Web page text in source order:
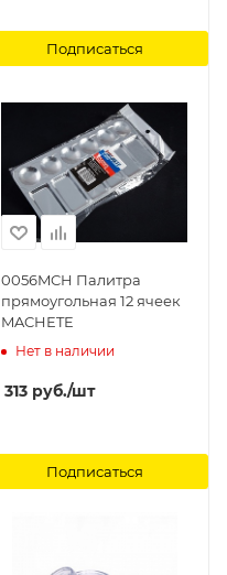
Подписаться
0056MCH Палитра
прямоугольная 12 ячеек
MACHETE
Нет в наличии
313 руб./шт
Подписаться